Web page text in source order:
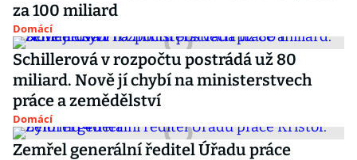
za 100 miliard
Domácí
Schillerová v rozpočtu postrádá už 80
miliard. Nově jí chybí na ministerstvech
práce a zemědělství
Domácí
Zemřel generální ředitel Úřadu práce